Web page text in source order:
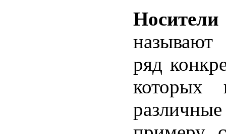
ряд
которых